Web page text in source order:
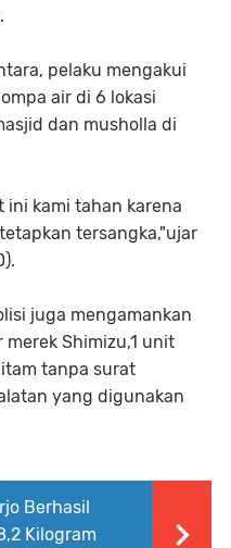
pelaku mengakui
air di 6 lokasi
dan musholla di
ini kami tahan karena
tersangka,"ujar
juga mengamankan
Shimizu,1 unit
tanpa surat
yang digunakan
Berhasil
Kilogram